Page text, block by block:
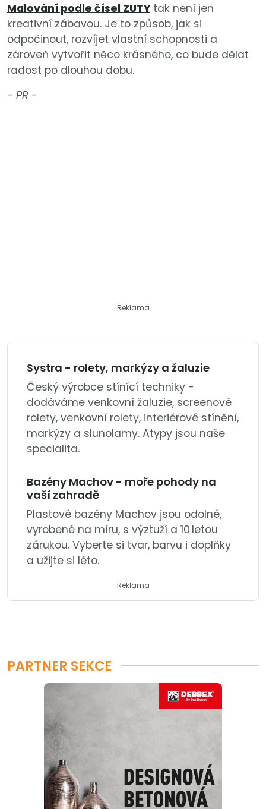
Malování podle čísel ZUTYtak není jen
kreativní zábavou. Je to způsob, jak si
odpočinout, rozvíjet vlastní schopnosti a
zároveň vytvořit něco krásného, co bude dělat
radost po dlouhou dobu.
- PR -
Reklama
Systra - rolety, markýzy a žaluzie
Český výrobce stínící techniky -
dodáváme venkovní žaluzie, screenové
rolety, venkovní rolety, interiérové stínění,
markýzy a slunolamy. Atypy jsou naše
specialita.
Bazény Machov - moře pohody na
vaší zahradě
Plastové bazény Machov jsou odolné,
vyrobené na míru, s výztuží a 10 letou
zárukou. Vyberte si tvar, barvu i doplňky
a užijte si léto.
Reklama
PARTNER SEKCE